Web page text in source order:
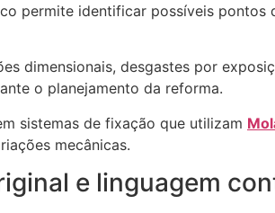
permite identificar possíveis
dimensionais, desgastes por
o planejamento da reforma.
sistemas de fixação que utilizam
mecânicas.
e linguagem